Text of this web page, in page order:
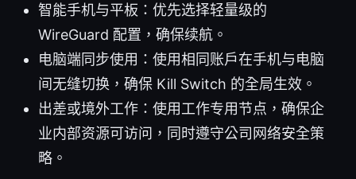
智能手机与平板：优先选择轻量级的
WireGuard 配置，确保续航。
电脑端同步使用：使用相同账户在手机与电脑
间无缝切换，确保 Kill Switch 的全局生效。
出差或境外工作：使用工作专用节点，确保企
业内部资源可访问，同时遵守公司网络安全策
略。